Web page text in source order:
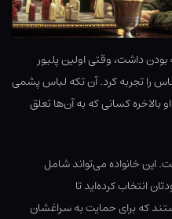
داشت، وقتی اولین پلیور
را تجربه کرد. آن تکه لباس پشمی
بالاخره کسانی که به آن‌ها تعلق
خانواده می‌تواند شامل
انتخاب کرده‌اید تا
که برای حمایت به سراغشان